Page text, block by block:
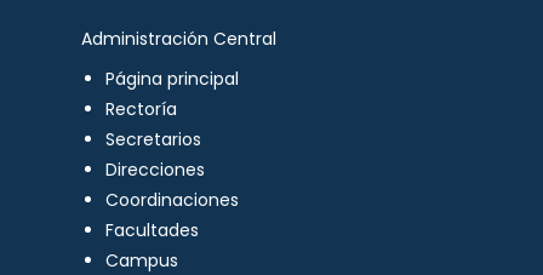
Administración Central
Página principal
Rectoría
Secretarios
Direcciones
Coordinaciones
Facultades
Campus